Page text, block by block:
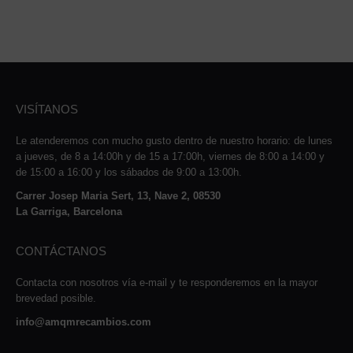
VISÍTANOS
Le atenderemos con mucho gusto dentro de nuestro horario: de lunes
a jueves, de 8 a 14:00h y de 15 a 17:00h, viernes de 8:00 a 14:00 y
de 15:00 a 16:00 y los sábados de 9:00 a 13:00h.
Carrer Josep Maria Sert, 13, Nave 2, 08530
La Garriga, Barcelona
CONTÁCTANOS
Contacta con nosotros vía e-mail y te responderemos en la mayor
brevedad posible.
info@amqmrecambios.com